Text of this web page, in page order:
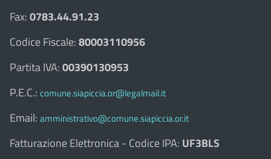
Fax:0783.44.91.23
Codice Fiscale:80003110956
Partita IVA:00390130953
P.E.C.: comune.siapiccia.or@legalmail.it
Email: amministrativo@comune.siapiccia.or.it
Fatturazione Elettronica - Codice IPA: UF3BLS